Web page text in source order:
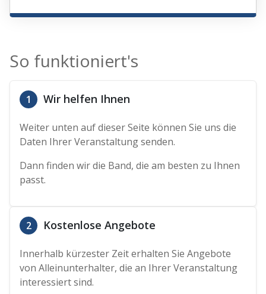
So funktioniert's
1 Wir helfen Ihnen
Weiter unten auf dieser Seite können Sie uns die
Daten Ihrer Veranstaltung senden.
Dann finden wir die Band, die am besten zu Ihnen
passt.
2 Kostenlose Angebote
Innerhalb kürzester Zeit erhalten Sie Angebote
von Alleinunterhalter, die an Ihrer Veranstaltung
interessiert sind.